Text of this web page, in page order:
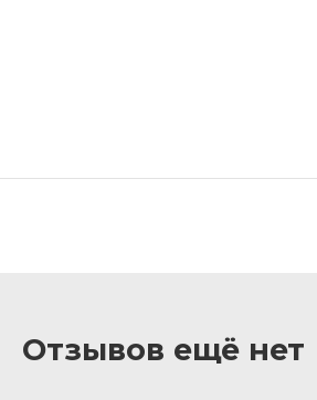
Отзывов ещё нет